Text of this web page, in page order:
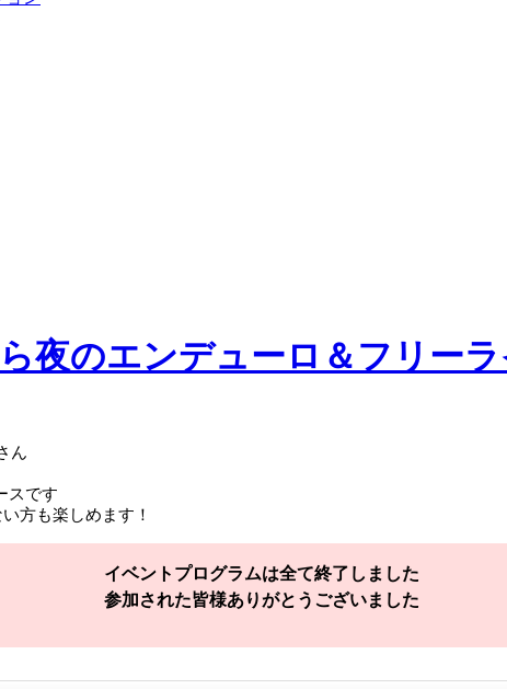
夜のエンデューロ＆フリー
ん
スです
方も楽しめます！
イベントプログラムは全て終了しました
参加された皆様ありがとうございました